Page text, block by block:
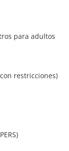
para adultos
restricciones)